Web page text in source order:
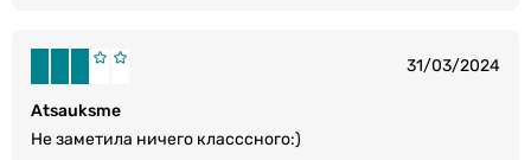
31/03/2024
Atsauksme
Не заметила ничего класссного:)